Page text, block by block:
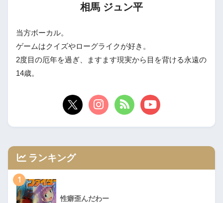
相馬 ジュン平
当方ボーカル。
ゲームはクイズやローグライクが好き。
2度目の厄年を過ぎ、ますます現実から目を背ける永遠の
14歳。
ランキング
1
性癖歪んだわー